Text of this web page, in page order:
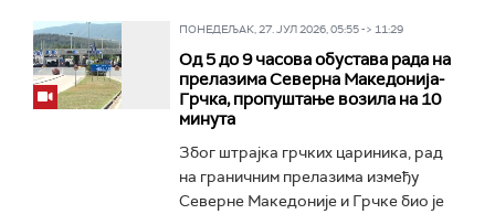
ПОНЕДЕЉАК, 27. ЈУЛ 2026, 05:55 -> 11:29
Од 5 до 9 часова обустава рада на
прелазима Северна Македонија-
Грчка, пропуштање возила на 10
минута
Због штрајка грчких цариника, рад
на граничним прелазима између
Северне Македоније и Грчке био је